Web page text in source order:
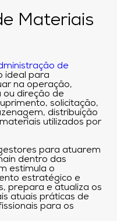
Materiais
de
ideal para
na operação,
ou direção de
solicitação,
distribuição
utilizados por
para atuarem
dentro das
estimula o
estratégico e
prepara e atualiza os
atuais práticas de
para os